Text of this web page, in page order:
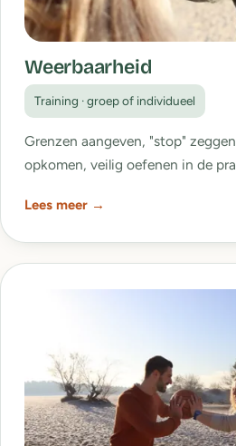
Weerbaarheid
Training · groep of individueel
Grenzen aangeven, "stop"
opkomen, veilig oefenen in de
Lees meer →